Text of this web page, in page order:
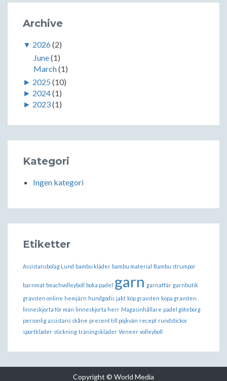
Archive
▼ 2026(2)
June(1)
March(1)
► 2025 (10)
► 2024(1)
► 2023(1)
Kategori
Ingen kategori
Etiketter
Assistansbolag Lund bambu kläder bambu material Bambu strumpor
barnmat beachvolleyboll boka padel garn garnaffär garnbutik
gravsten online hemjärn hundgodis jakt köp gravsten köpa gravsten
linneskjorta för män linneskjorta herr Magasinhållare padel göteborg
personlig assistans skåne present till pojkvän recept rundstickor
sportkläder stickning träningskläder Veneer volleyboll
Copyright © World Media